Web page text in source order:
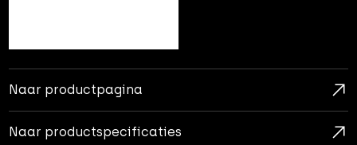
Naar productpagina
Naar productspecificaties